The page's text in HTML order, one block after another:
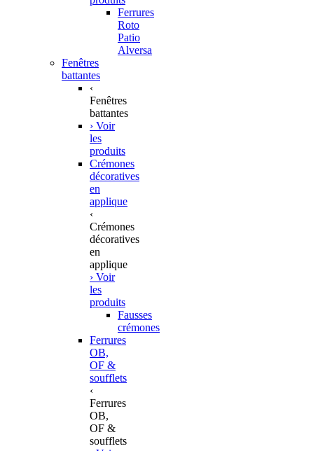
Ferrures
Roto
Patio
Alversa
Fenêtres
battantes
‹
Fenêtres
battantes
› Voir
les
produits
Crémones
décoratives
en
applique
‹
Crémones
décoratives
en
applique
› Voir
les
produits
Fausses
crémones
Ferrures
OB,
OF &
soufflets
‹
Ferrures
OB,
OF &
soufflets